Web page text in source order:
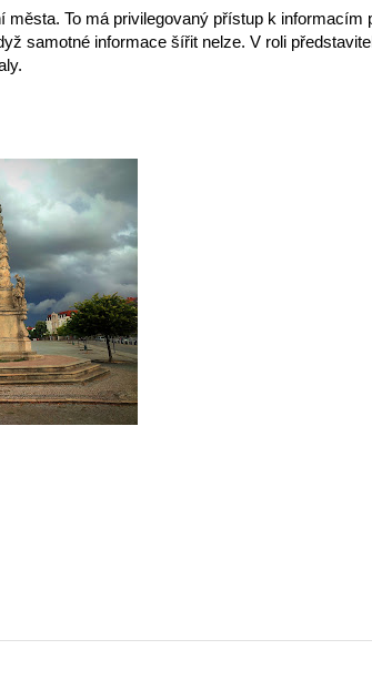
To má privilegovaný přístup k informacím
samotné informace šířit nelze. V roli